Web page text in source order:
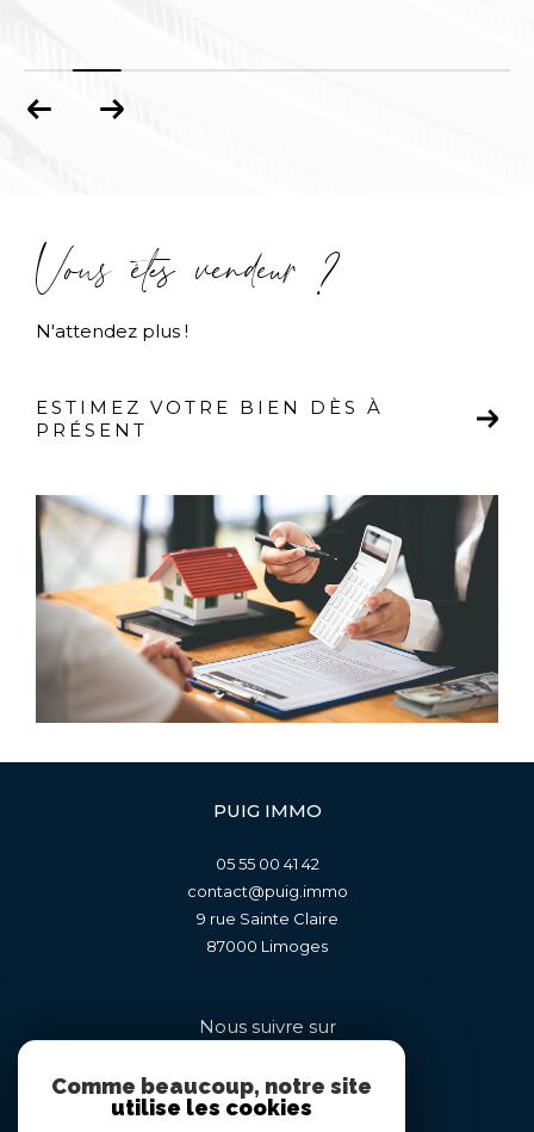
Vous êtes vendeur ?
N'attendez plus !
ESTIMEZ VOTRE BIEN DÈS À
PRÉSENT
PUIG IMMO
05 55 00 41 42
contact@puig.immo
9 rue Sainte Claire
87000
limoges
Nous suivre sur
Comme beaucoup, notre site
utilise les cookies